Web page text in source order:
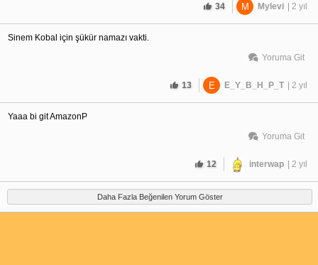
34 M Mylevi | 2 yıl
Sinem Kobal için şükür namazı vakti.
Yoruma Git
13 E E_Y_B_H_P_T | 2 yıl
Yaaa bi git AmazonP
Yoruma Git
12 interwap | 2 yıl
Daha Fazla Beğenilen Yorum Göster